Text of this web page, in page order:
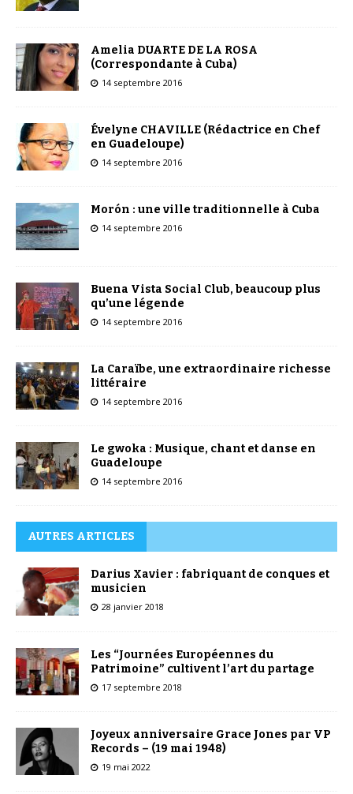
Amelia DUARTE DE LA ROSA
(Correspondante à Cuba)
14 septembre 2016
Évelyne CHAVILLE (Rédactrice en Chef
en Guadeloupe)
14 septembre 2016
Morón : une ville traditionnelle à Cuba
14 septembre 2016
Buena Vista Social Club, beaucoup plus
qu’une légende
14 septembre 2016
La Caraïbe, une extraordinaire richesse
littéraire
14 septembre 2016
Le gwoka : Musique, chant et danse en
Guadeloupe
14 septembre 2016
AUTRES ARTICLES
Darius Xavier : fabriquant de conques et
musicien
28 janvier 2018
Les “Journées Européennes du
Patrimoine” cultivent l’art du partage
17 septembre 2018
Joyeux anniversaire Grace Jones par VP
Records – (19 mai 1948)
19 mai 2022